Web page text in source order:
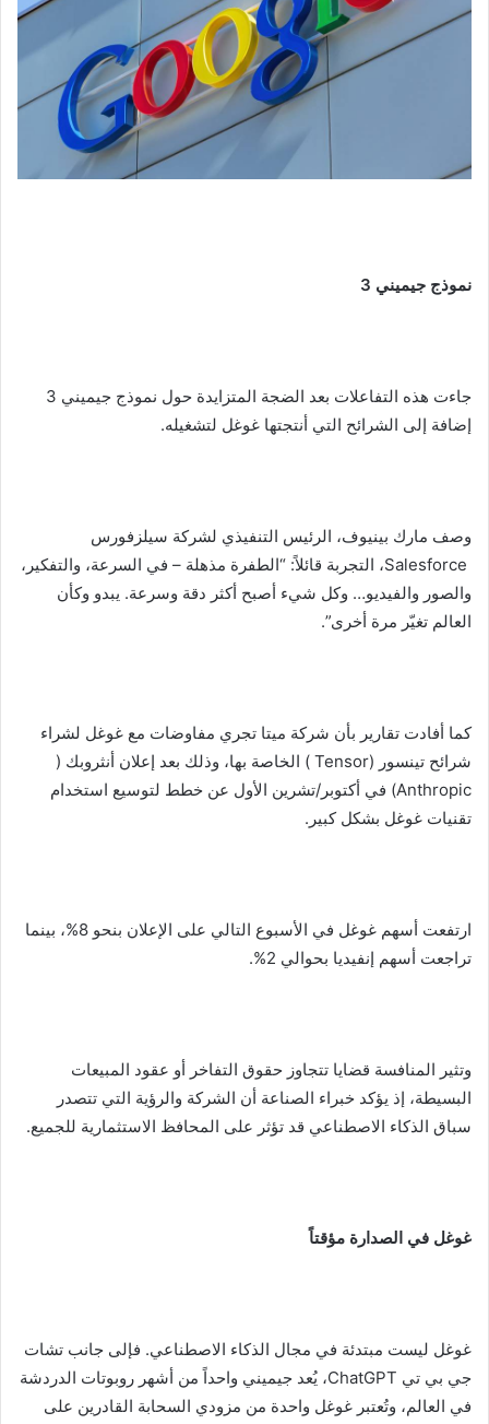
نموذج جيميني 3
جاءت هذه التفاعلات بعد الضجة المتزايدة حول نموذج جيميني 3
إضافة إلى الشرائح التي أنتجتها غوغل لتشغيله.
وصف مارك بينيوف، الرئيس التنفيذي لشركة سيلزفورس
Salesforce، التجربة قائلاً: “الطفرة مذهلة – في السرعة، والتفكير،
والصور والفيديو… وكل شيء أصبح أكثر دقة وسرعة. يبدو وكأن
العالم تغيّر مرة أخرى”.
كما أفادت تقارير بأن شركة ميتا تجري مفاوضات مع غوغل لشراء
شرائح تينسور (Tensor ) الخاصة بها، وذلك بعد إعلان أنثروبك (
Anthropic) في أكتوبر/تشرين الأول عن خطط لتوسيع استخدام
تقنيات غوغل بشكل كبير.
ارتفعت أسهم غوغل في الأسبوع التالي على الإعلان بنحو 8%، بينما
تراجعت أسهم إنفيديا بحوالي 2%.
وتثير المنافسة قضايا تتجاوز حقوق التفاخر أو عقود المبيعات
البسيطة، إذ يؤكد خبراء الصناعة أن الشركة والرؤية التي تتصدر
سباق الذكاء الاصطناعي قد تؤثر على المحافظ الاستثمارية للجميع.
غوغل في الصدارة مؤقتاً
غوغل ليست مبتدئة في مجال الذكاء الاصطناعي. فإلى جانب تشات
جي بي تي ChatGPT، يُعد جيميني واحداً من أشهر روبوتات الدردشة
في العالم، وتُعتبر غوغل واحدة من مزودي السحابة القادرين على